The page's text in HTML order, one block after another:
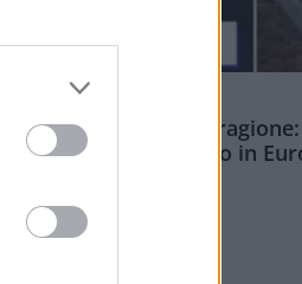
ESTERI
Meloni aveva
Ceuta sbarcano in